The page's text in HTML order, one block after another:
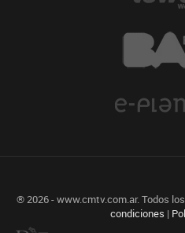
® 2026 - www.cmtv.com.ar. Todos
condiciones |